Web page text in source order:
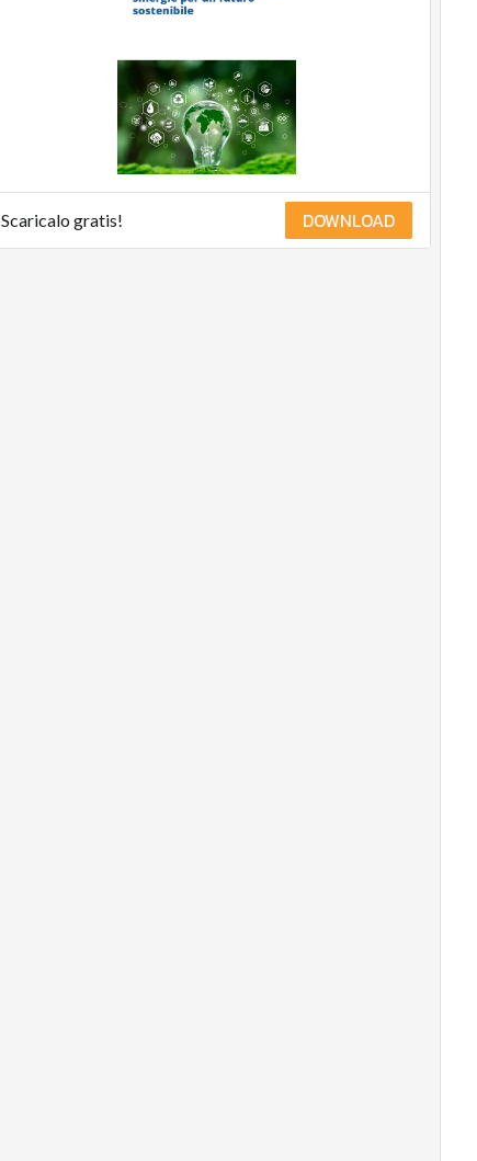
Scaricalo gratis! DOWNLOAD